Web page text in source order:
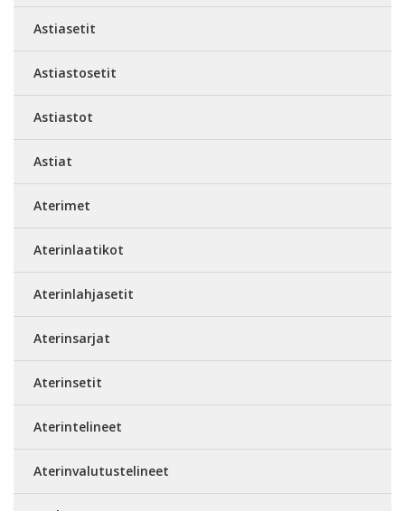
Astiasetit
Astiastosetit
Astiastot
Astiat
Aterimet
Aterinlaatikot
Aterinlahjasetit
Aterinsarjat
Aterinsetit
Aterintelineet
Aterinvalutustelineet